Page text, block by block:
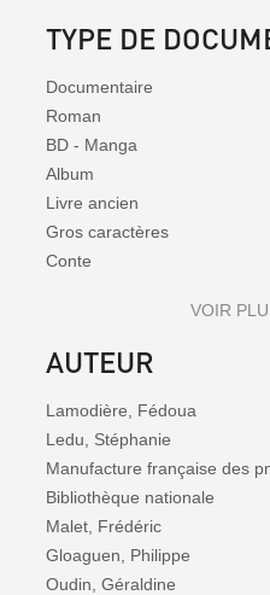
TYPE DE
Documentaire
Roman
BD - Manga
Album
Livre ancien
Gros caractères
Conte
VOIR
AUTEUR
Lamodière, Fédoua
Ledu, Stéphanie
Manufacture française des
Bibliothèque nationale
Malet, Frédéric
Gloaguen, Philippe
Oudin, Géraldine